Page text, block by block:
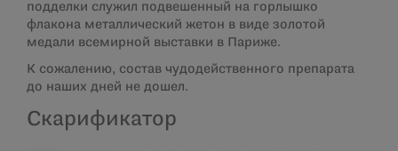
подделки служил подвешенный на горлышко
флакона металлический жетон в виде золотой
медали всемирной выставки в Париже.
К сожалению, состав чудодейственного препарата
до наших дней не дошел.
Скарификатор